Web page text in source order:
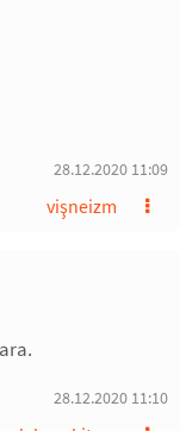
28.12.2020 11:09
vişneizm
28.12.2020 11:10